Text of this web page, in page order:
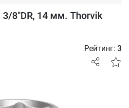
3/8"DR, 14 мм. Thorvik
Рейтинг: 3